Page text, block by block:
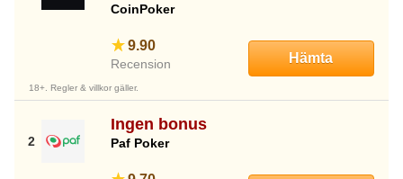
CoinPoker
9.90
Recension Hämta
18+. Regler & villkor gäller.
Ingen bonus
Paf Poker